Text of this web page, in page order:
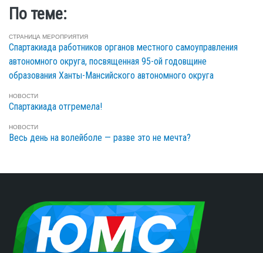
По теме:
СТРАНИЦА МЕРОПРИЯТИЯ
Спартакиада работников органов местного самоуправления
автономного округа, посвященная 95-ой годовщине
образования Ханты-Мансийского автономного округа
НОВОСТИ
Спартакиада отгремела!
НОВОСТИ
Весь день на волейболе — разве это не мечта?